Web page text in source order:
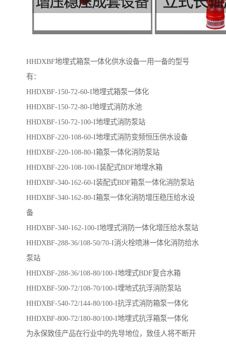
HHDXBF地埋式箱泵一体化供水设备一用一备的型号
有：
HHDXBF-150-72-60-I地埋式箱泵一体化
HHDXBF-150-72-80-I地埋式消防水池
HHDXBF-150-72-100-I地埋式消防泵站
HHDXBF-220-108-60-I地埋式消防变频恒压供水设备
HHDXBF-220-108-80-I箱泵一体化消防泵站
HHDXBF-220-108-100-I装配式BDF地埋水箱
HHDXBF-340-162-60-I装配式BDF箱泵一体化消防泵站
HHDXBF-340-162-80-I箱泵一体化消防增压稳压给水设
备
HHDXBF-340-162-100-I地埋式消防一体化增压给水泵站
HHDXBF-288-36/108-50/70-I消火栓喷淋一体化消防给水
泵站
HHDXBF-288-36/108-80/100-I​地埋式BDF复合水箱
HHDXBF-500-72/108-70/100-I​埋地式抗浮消防泵站
HHDXBF-540-72/144-80/100-I​抗浮式消防箱泵一体化
HHDXBF-800-72/180-80/100-I地埋式抗浮箱泵一体化
为永保致佳产品在行业中的先导地位，致佳人将不断开